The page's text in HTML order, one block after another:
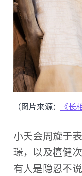
（图片来源： 《长
小夭会周旋于
璟，以及檀健
有人是隐忍不